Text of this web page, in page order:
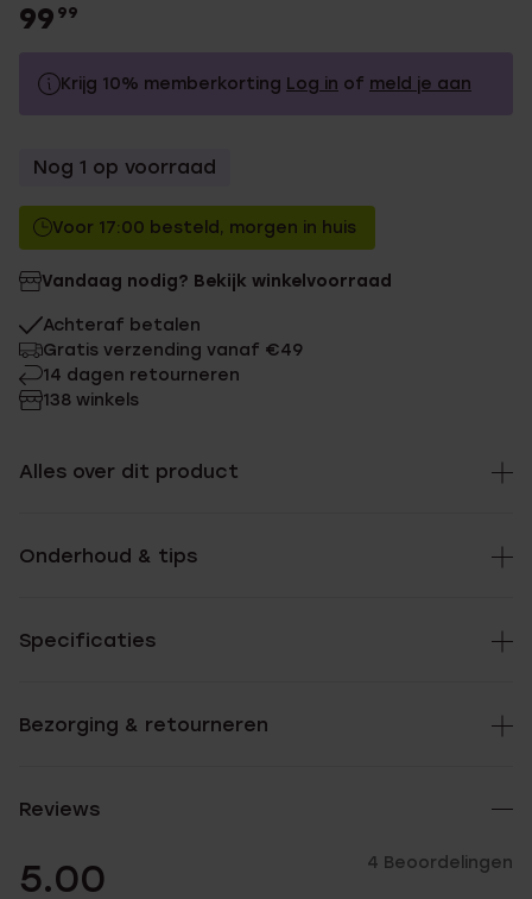
99 99
Krijg 10% memberkorting Log in of meld je aan
Met memberkorting
Nog 1 op voorraad
Voor 17:00 besteld, morgen in huis
Vandaag nodig? Bekijk winkelvoorraad
Achteraf betalen
Gratis verzending vanaf €49
14 dagen retourneren
138 winkels
Alles over dit product
Onderhoud & tips
Specificaties
Bezorging & retourneren
Reviews
5.00 4 Beoordelingen